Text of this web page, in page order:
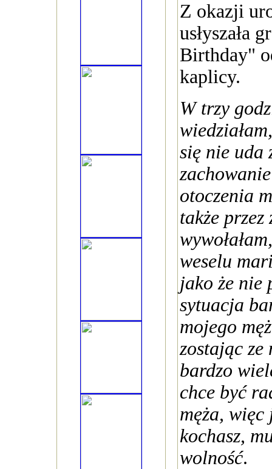
Z okazji
usłyszała
Birthday"
kaplicy.
W trzy
się nie uda
otoczenia
także
weselu
jako że nie
sytuacja
mojego
zostając ze
bardzo
chce być
męża, więc
kochasz,
wolność.